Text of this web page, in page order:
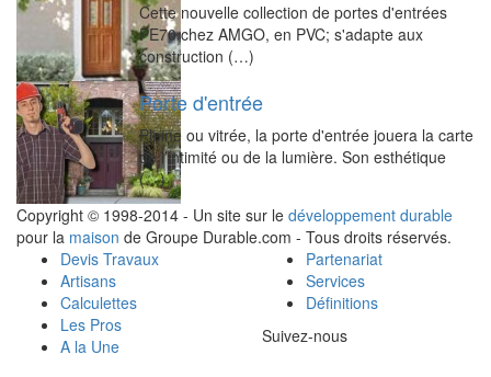
Cette nouvelle collection de portes d'entrées
PE70 chez AMGO, en PVC; s'adapte aux
construction (…)
Porte d'entrée
Pleine ou vitrée, la porte d'entrée jouera la carte
de l’intimité ou de la lumière. Son esthétique
(…)
Copyright © 1998-2014 - Un site sur le développement durable
pour la maison de Groupe Durable.com - Tous droits réservés.
Devis Travaux
Artisans
Calculettes
Les Pros
A la Une
Partenariat
Services
Définitions
Suivez-nous